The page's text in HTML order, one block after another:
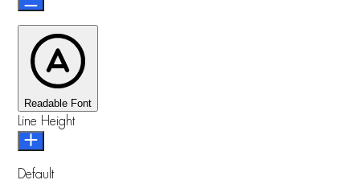
Readable Font
Line Height
Default